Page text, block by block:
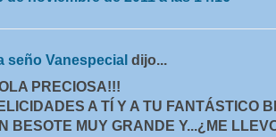
seño Vanespecial dijo...
PRECIOSA!!!
A TÍ Y A TU FANTÁSTICO
BESOTE MUY GRANDE Y...¿ME